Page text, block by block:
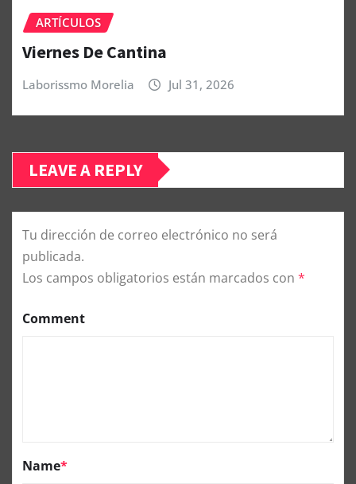
ARTÍCULOS
Viernes De Cantina
Laborissmo Morelia Jul 31, 2026
LEAVE A REPLY
Tu dirección de correo electrónico no será
publicada.
Los campos obligatorios están marcados con *
Comment
Name*